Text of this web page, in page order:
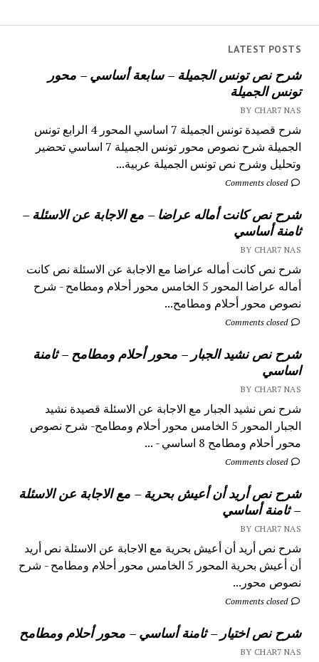
LATEST POSTS
شرح نص تونس الجميلة – سابعة أساسي – محور
تونس الجميلة
BY CHAR7 NAS
شرح قصيدة تونس الجميلة 7 اساسي المحور 4 الرابع تونس
الجميلة شرح نصوص محور تونس الجميلة 7 اساسي تحضير
وتحليل وشرح نص تونس الجميلة عربية...
Comments closed
شرح نص كانت أماله عراضا – مع الاجابة عن الاسئلة –
ثامنة أساسي
BY CHAR7 NAS
شرح نص كانت أماله عراضا مع الاجابة عن الاسئلة نص كانت
أماله عراضا المحور 5 الخامس محور أحلام ومطامح - شرح
نصوص محور أحلام ومطامح...
Comments closed
شرح نص نشيد الجبار – محور أحلام ومطامح – ثامنة
اساسي
BY CHAR7 NAS
شرح نص نشيد الجبار مع الاجابة عن الاسئلة قصيدة نشيد
الجبار المحور 5 الخامس محور أحلام ومطامح- شرح نصوص
محور أحلام ومطامح 8 اساسي - ...
Comments closed
شرح نص أريد أن أعيش بحرية – مع الاجابة عن الاسئلة
– ثامنة أساسي
BY CHAR7 NAS
شرح نص أريد أن أعيش بحرية مع الاجابة عن الاسئلة نص أريد
أن أعيش بحرية المحور 5 الخامس محور أحلام ومطامح - شرح
نصوص محور...
Comments closed
شرح نص اختيار – ثامنة أساسي – محور أحلام ومطامح
BY CHAR7 NAS